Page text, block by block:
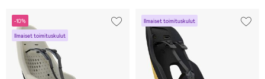
-10%
Ilmaiset toimituskulut
Ilmaiset toimituskulut